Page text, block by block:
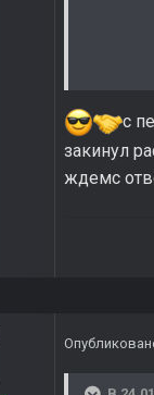
с
закинул
ждемс